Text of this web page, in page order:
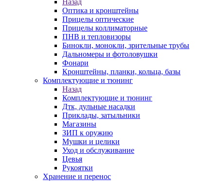
Назад
Оптика и кронштейны
Прицелы оптические
Прицелы коллиматорные
ПНВ и тепловизоры
Бинокли, монокли, зрительные трубы
Дальномеры и фотоловушки
Фонари
Кронштейны, планки, кольца, базы
Комплектующие и тюнинг
Назад
Комплектующие и тюнинг
Дтк, дульные насадки
Приклады, затыльники
Магазины
ЗИП к оружию
Мушки и целики
Уход и обслуживание
Цевья
Рукоятки
Хранение и перенос